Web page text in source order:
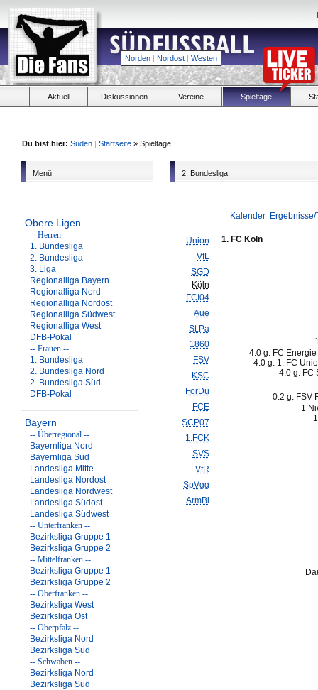
Norden | Nordost | Westen
Aktuell Diskussionen Vereine Spieltage
Du bist hier: Süden | Startseite » Spieltage
Menü
Obere Ligen
-- Herren --
1. Bundesliga
2. Bundesliga
3. Liga
Regionalliga Bayern
Regionalliga Nord
Regionalliga Nordost
Regionalliga Südwest
Regionalliga West
DFB-Pokal
-- Frauen --
1. Bundesliga
2. Bundesliga Nord
2. Bundesliga Süd
DFB-Pokal
Bayern
-- Überregional --
Bayernliga Nord
Bayernliga Süd
Landesliga Mitte
Landesliga Nordost
Landesliga Nordwest
Landesliga Südost
Landesliga Südwest
-- Unterfranken --
Bezirksliga Gruppe 1
Bezirksliga Gruppe 2
-- Mittelfranken --
Bezirksliga Gruppe 1
Bezirksliga Gruppe 2
-- Oberfranken --
Bezirksliga West
Bezirksliga Ost
-- Oberpfalz --
Bezirksliga Nord
Bezirksliga Süd
-- Schwaben --
Bezirksliga Nord
Bezirksliga Süd
2. Bundesliga
Kalender
Union
VfL
SGD
Köln
FCI04
Aue
St.Pa
1860
FSV
KSC
ForDü
FCE
SCP07
1.FCK
SVS
VfR
SpVgg
ArmBi
1. FC Köln
4:0 g. FC
4:0 g. 1. FC
4:0 g. FC
0:2 g. FSV
1